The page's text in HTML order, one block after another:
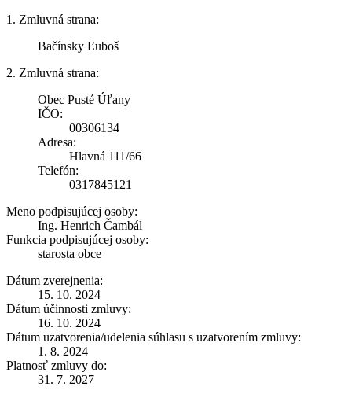
1. Zmluvná strana:
Bačínsky Ľuboš
2. Zmluvná strana:
Obec Pusté Úľany
IČO:
00306134
Adresa:
Hlavná 111/66
Telefón:
0317845121
Meno podpisujúcej osoby:
Ing. Henrich Čambál
Funkcia podpisujúcej osoby:
starosta obce
Dátum zverejnenia:
15. 10. 2024
Dátum účinnosti zmluvy:
16. 10. 2024
Dátum uzatvorenia/udelenia súhlasu s uzatvorením zmluvy:
1. 8. 2024
Platnosť zmluvy do:
31. 7. 2027